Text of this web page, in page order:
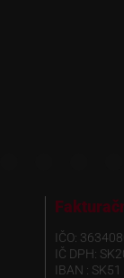
IČO:
IČ DPH:
IBAN :